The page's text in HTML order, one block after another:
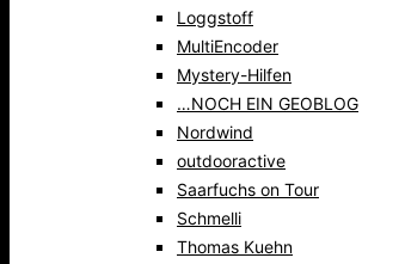
Loggstoff
MultiEncoder
Mystery-Hilfen
…NOCH EIN GEOBLOG
Nordwind
outdooractive
Saarfuchs on Tour
Schmelli
Thomas Kuehn